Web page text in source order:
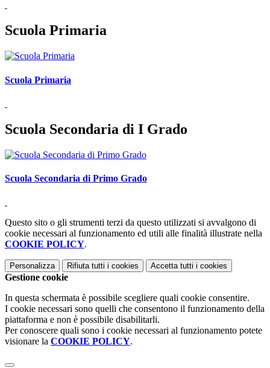
Scuola Primaria
Scuola Primaria
Scuola Secondaria di I Grado
Scuola Secondaria di Primo Grado
Questo sito o gli strumenti terzi da questo utilizzati si avvalgono di
cookie necessari al funzionamento ed utili alle finalità illustrate nella
COOKIE POLICY.
Personalizza Rifiuta tutti i cookies Accetta tutti i cookies
Gestione cookie
In questa schermata è possibile scegliere quali cookie consentire.
I cookie necessari sono quelli che consentono il funzionamento della
piattaforma e non è possibile disabilitarli.
Per conoscere quali sono i cookie necessari al funzionamento potete
visionare la COOKIE POLICY.